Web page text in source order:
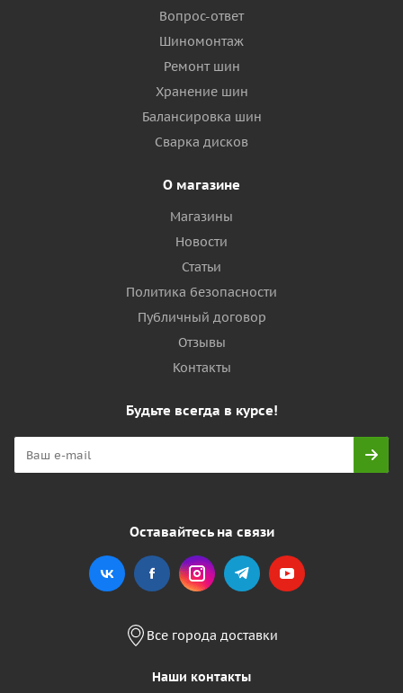
Вопрос-ответ
Шиномонтаж
Ремонт шин
Хранение шин
Балансировка шин
Сварка дисков
О магазине
Магазины
Новости
Статьи
Политика безопасности
Публичный договор
Отзывы
Контакты
Будьте всегда в курсе!
Оставайтесь на связи
Все города доставки
Наши контакты